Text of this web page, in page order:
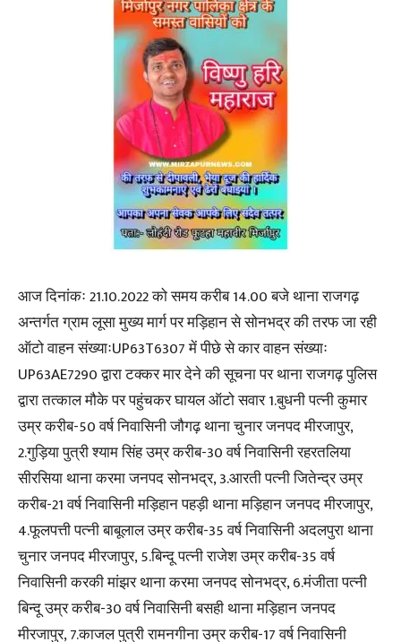
आज दिनांकः 21.10.2022 को समय करीब 14.00 बजे थाना राजगढ़
अन्तर्गत ग्राम लूसा मुख्य मार्ग पर मड़िहान से सोनभद्र की तरफ जा रही
ऑटो वाहन संख्याःUP63T6307 में पीछे से कार वाहन संख्याः
UP63AE7290 द्वारा टक्कर मार देने की सूचना पर थाना राजगढ़ पुलिस
द्वारा तत्काल मौके पर पहुंचकर घायल ऑटो सवार 1.बुधनी पत्नी कुमार
उम्र करीब-50 वर्ष निवासिनी जौगढ़ थाना चुनार जनपद मीरजापुर,
2.गुड़िया पुत्री श्याम सिंह उम्र करीब-30 वर्ष निवासिनी रहरतलिया
सीरसिया थाना करमा जनपद सोनभद्र, 3.आरती पत्नी जितेन्द्र उम्र
करीब-21 वर्ष निवासिनी मड़िहान पहड़ी थाना मड़िहान जनपद मीरजापुर,
4.फूलपत्ती पत्नी बाबूलाल उम्र करीब-35 वर्ष निवासिनी अदलपुरा थाना
चुनार जनपद मीरजापुर, 5.बिन्दू पत्नी राजेश उम्र करीब-35 वर्ष
निवासिनी करकी मांझर थाना करमा जनपद सोनभद्र, 6.मंजीता पत्नी
बिन्दू उम्र करीब-30 वर्ष निवासिनी बसही थाना मड़िहान जनपद
मीरजापुर, 7.काजल पुत्री रामनगीना उम्र करीब-17 वर्ष निवासिनी